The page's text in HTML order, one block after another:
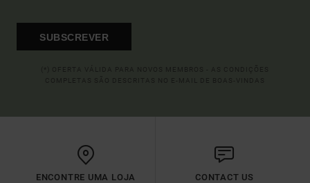
SUBSCREVER
ENCONTRE UMA LOJA CONTACT US